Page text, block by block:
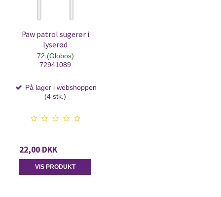
Paw patrol sugerør i
lyserød
72 (Globos)
72941089
På lager i webshoppen
(4 stk.)
22,00 DKK
VIS PRODUKT